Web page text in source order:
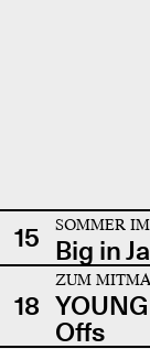
15 SOMMER
Big in
18
ZUM
Offs